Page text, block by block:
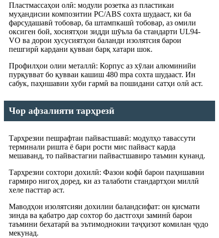
Пластмассаҳои олӣ: модули розетка аз пластикаи
муҳандисии композитии PC/ABS сохта шудааст, ки ба
фарсудашавӣ тобовар, ба штампкашӣ тобовар, аз омили
оксиген бой, хосиятҳои зидди шӯъла ба стандарти UL94-
VO ва дорои хусусиятҳои баланди изолятсия барои
пешгирӣ кардани қувваи барқ хатари шок.
Профилҳои олии металлӣ: Корпус аз хӯлаи алюминийи
пурқувват бо қувваи кашиш 480 mpa сохта шудааст. Ин
сабук, паҳншавии хуби гармӣ ва пошидани сатҳи олӣ аст.
Чор афзалияти тарҳрезӣ
Тарҳрезии пешрафтаи пайвастшавӣ: модулҳо тавассути
терминали ришта ё бари рости мис пайваст карда
мешаванд, то пайвастагии пайвастшавиро таъмин кунанд.
Тарҳрезии сохтори дохилӣ: Фазои кофӣ барои паҳншавии
гармиро нигоҳ доред, ки аз талаботи стандартҳои миллӣ
хеле пасттар аст.
Маводҳои изолятсияи дохилии баландсифат: он қисмати
зинда ва қабатро дар сохтор бо дастгоҳи заминӣ барои
таъмини бехатарӣ ва эътимоднокии таҷҳизот комилан ҷудо
мекунад.